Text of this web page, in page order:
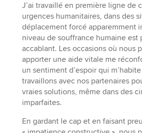
J’ai travaillé en première ligne de
urgences humanitaires, dans des
déplacement forcé apparemment
niveau de souffrance humaine est
accablant. Les occasions où nous
apporter une aide vitale me
un sentiment d’espoir qui
travaillons avec nos partenaires
vraies solutions, même dans des
imparfaites.
En gardant le cap et en faisant